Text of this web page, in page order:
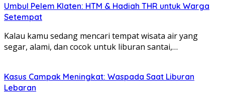
Umbul Pelem Klaten: HTM & Hadiah THR untuk Warga
Setempat
Kalau kamu sedang mencari tempat wisata air yang
segar, alami, dan cocok untuk liburan santai,…
Kasus Campak Meningkat: Waspada Saat Liburan
Lebaran